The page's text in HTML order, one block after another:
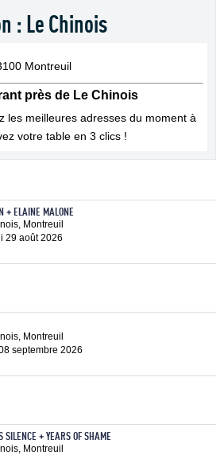
: Le Chinois
Montreuil
près de Le Chinois
les meilleures adresses du moment à
votre table en 3 clics !
+ ELAINE MALONE
Montreuil
29 août 2026
Montreuil
septembre 2026
SILENCE + YEARS OF SHAME
Montreuil